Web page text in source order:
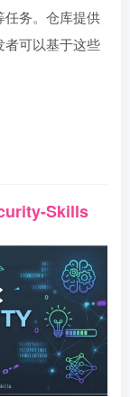
任务。仓库提供
者可以基于这些
Skills